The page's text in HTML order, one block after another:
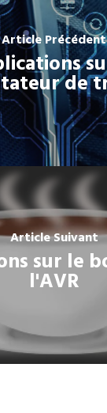
Article Précédent
de
Article Suivant
sur le
l'AVR